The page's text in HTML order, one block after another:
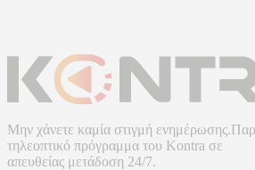
Μην χάνετε καμία στιγμή
τηλεοπτικό πρόγραμμα του Kontra σε
απευθείας μετάδοση 24/7.